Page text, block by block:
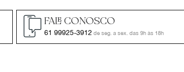
FALE CONOSCO
61 99925-3912 de seg. a sex. das 9h às 18h